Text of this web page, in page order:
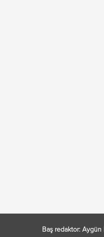
Baş redaktor: Aygün